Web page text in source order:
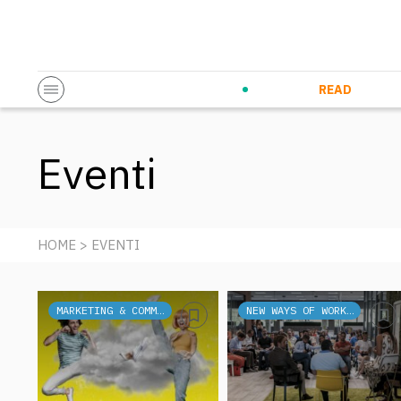
READ
Eventi
HOME > EVENTI
MARKETING & COMMUNICATION NEW WAYS OF WORKING